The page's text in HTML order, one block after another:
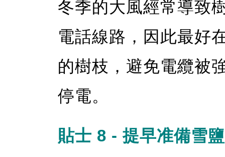
冬季的大風經常導致
電話線路，因此最好
的樹枝，避免電纜被
停電。
貼士 8 - 提早准備雪